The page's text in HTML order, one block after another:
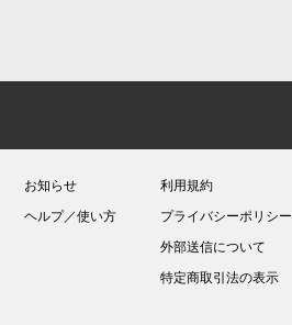
お知らせ
ヘルプ／使い方
利用規約
プライバシーポリシー
外部送信について
特定商取引法の表示